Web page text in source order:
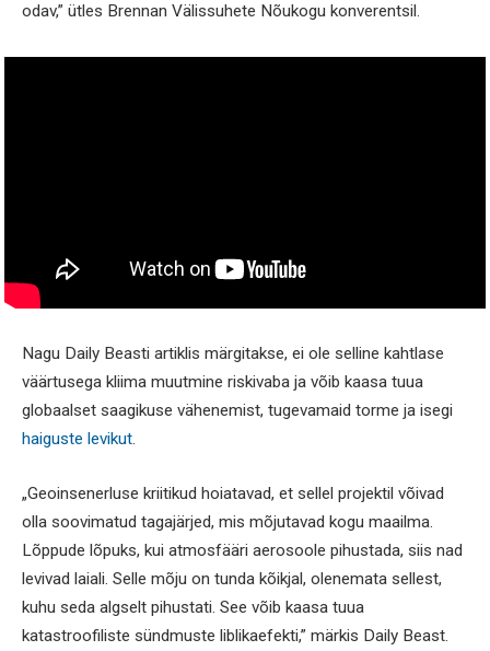
odav,” ütles Brennan Välissuhete Nõukogu konverentsil.
Nagu Daily Beasti artiklis märgitakse, ei ole selline kahtlase
väärtusega kliima muutmine riskivaba ja võib kaasa tuua
globaalset saagikuse vähenemist, tugevamaid torme ja isegi
haiguste levikut.
„Geoinsenerluse kriitikud hoiatavad, et sellel projektil võivad
olla soovimatud tagajärjed, mis mõjutavad kogu maailma.
Lõppude lõpuks, kui atmosfääri aerosoole pihustada, siis nad
levivad laiali. Selle mõju on tunda kõikjal, olenemata sellest,
kuhu seda algselt pihustati. See võib kaasa tuua
katastroofiliste sündmuste liblikaefekti,” märkis Daily Beast.